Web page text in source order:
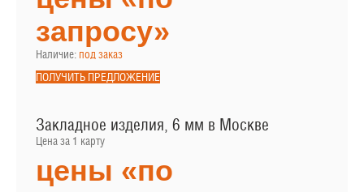
запросу»
Наличие: под заказ
ПОЛУЧИТЬ ПРЕДЛОЖЕНИЕ
Закладное изделия, 6 мм в Москве
Цена за 1 карту
цены «по